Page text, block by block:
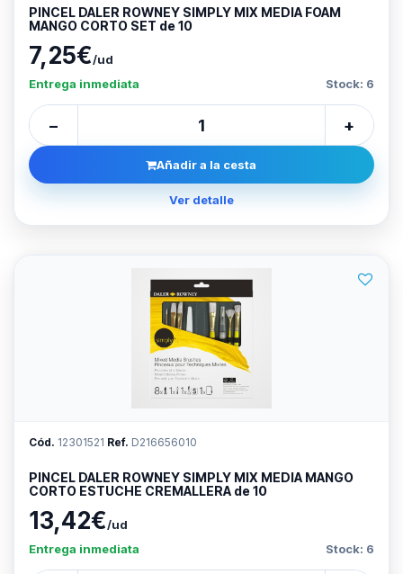
PINCEL DALER ROWNEY SIMPLY MIX MEDIA FOAM
MANGO CORTO SET de 10
7,25€/ud
Entrega inmediata
Stock: 6
− +
Añadir a la cesta
Ver detalle
Cód. 12301521 Ref. D216656010
PINCEL DALER ROWNEY SIMPLY MIX MEDIA MANGO
CORTO ESTUCHE CREMALLERA de 10
13,42€/ud
Entrega inmediata
Stock: 6